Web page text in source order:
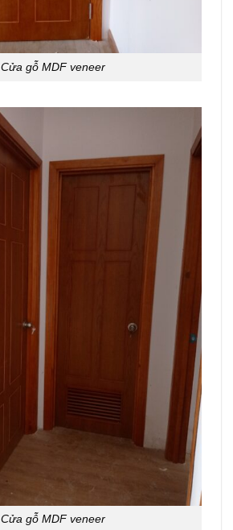
Cửa gỗ MDF veneer
Cửa gỗ MDF veneer